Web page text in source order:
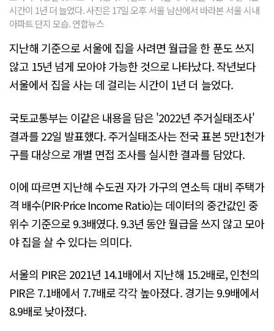
시간이 1년 더 늘었다. 사진은 17일 오후 서울 남산에서 바라본 서울 시내
아파트 단지 모습. 연합뉴스
지난해 기준으로 서울에 집을 사려면 월급을 한 푼도 쓰지
않고 15년 넘게 모아야 가능한 것으로 나타났다. 작년보다
서울에서 집을 사는 데 걸리는 시간이 1년 더 늘었다.
국토교통부는 이같은 내용을 담은 '2022년 주거실태조사'
결과를 22일 발표했다. 주거실태조사는 전국 표본 5만1천가
구를 대상으로 개별 면접 조사를 실시한 결과를 담았다.
이에 따르면 지난해 수도권 자가 가구의 연소득 대비 주택가
격 배수(PIR·Price Income Ratio)는 데이터의 중간값인 중
위수 기준으로 9.3배였다. 9.3년 동안 월급을 쓰지 않고 모아
야 집을 살 수 있다는 의미다.
서울의 PIR은 2021년 14.1배에서 지난해 15.2배로, 인천의
PIR은 7.1배에서 7.7배로 각각 높아졌다. 경기는 9.9배에서
8.9배로 낮아졌다.